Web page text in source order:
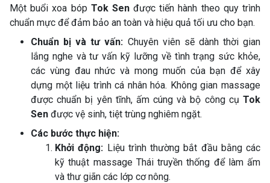
Một buổi xoa bóp Tok Senđược tiến hành theo quy trình
chuẩn mực để đảm bảo an toàn và hiệu quả tối ưu cho bạn.
Chuẩn bị và tư vấn: Chuyên viên sẽ dành thời gian
lắng nghe và tư vấn kỹ lưỡng về tình trạng sức khỏe,
các vùng đau nhức và mong muốn của bạn để xây
dựng một liệu trình cá nhân hóa. Không gian massage
được chuẩn bị yên tĩnh, ấm cúng và bộ công cụ Tok
Sen được vệ sinh, tiệt trùng nghiêm ngặt.
Các bước thực hiện:
Khởi động: Liệu trình thường bắt đầu bằng các
kỹ thuật massage Thái truyền thống để làm ấm
và thư giãn các lớp cơ nông.